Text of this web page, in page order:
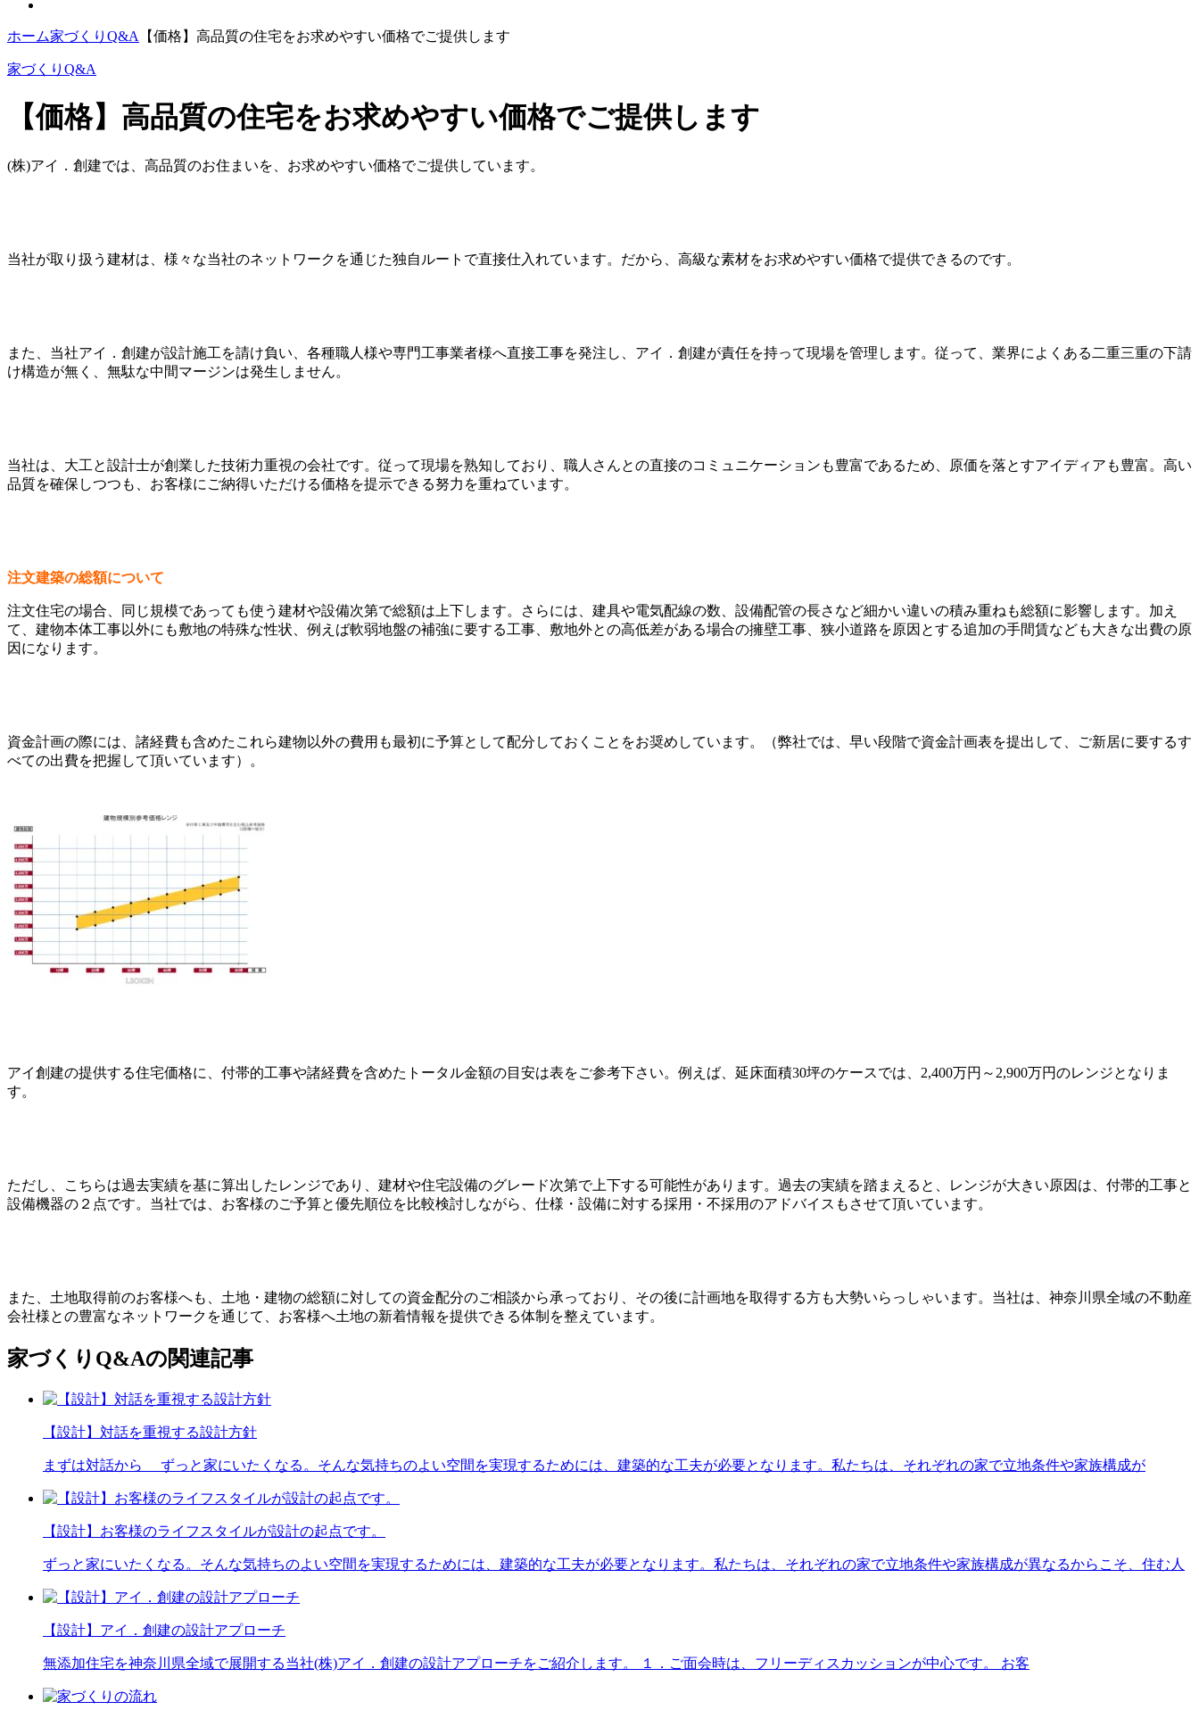
ホーム家づくりQ&A 【価格】高品質の住宅をお求めやすい価格でご提供します
家づくりQ&A
【価格】高品質の住宅をお求めやすい価格でご提供します
(株)アイ．創建では、高品質のお住まいを、お求めやすい価格でご提供しています。
当社が取り扱う建材は、様々な当社のネットワークを通じた独自ルートで直接仕入れています。だから、高級な素材をお求めやすい価格で提供できるのです。
また、当社アイ．創建が設計施工を請け負い、各種職人様や専門工事業者様へ直接工事を発注し、アイ．創建が責任を持って現場を管理します。従って、業界によくある二重三重の下請
け構造が無く、無駄な中間マージンは発生しません。
当社は、大工と設計士が創業した技術力重視の会社です。従って現場を熟知しており、職人さんとの直接のコミュニケーションも豊富であるため、原価を落とすアイディアも豊富。高い
品質を確保しつつも、お客様にご納得いただける価格を提示できる努力を重ねています。
注文建築の総額について
注文住宅の場合、同じ規模であっても使う建材や設備次第で総額は上下します。さらには、建具や電気配線の数、設備配管の長さなど細かい違いの積み重ねも総額に影響します。加え
て、建物本体工事以外にも敷地の特殊な性状、例えば軟弱地盤の補強に要する工事、敷地外との高低差がある場合の擁壁工事、狭小道路を原因とする追加の手間賃なども大きな出費の原
因になります。
資金計画の際には、諸経費も含めたこれら建物以外の費用も最初に予算として配分しておくことをお奨めしています。（弊社では、早い段階で資金計画表を提出して、ご新居に要するす
べての出費を把握して頂いています）。
アイ創建の提供する住宅価格に、付帯的工事や諸経費を含めたトータル金額の目安は表をご参考下さい。例えば、延床面積30坪のケースでは、2,400万円～2,900万円のレンジとなりま
す。
ただし、こちらは過去実績を基に算出したレンジであり、建材や住宅設備のグレード次第で上下する可能性があります。過去の実績を踏まえると、レンジが大きい原因は、付帯的工事と
設備機器の２点です。当社では、お客様のご予算と優先順位を比較検討しながら、仕様・設備に対する採用・不採用のアドバイスもさせて頂いています。
また、土地取得前のお客様へも、土地・建物の総額に対しての資金配分のご相談から承っており、その後に計画地を取得する方も大勢いらっしゃいます。当社は、神奈川県全域の不動産
会社様との豊富なネットワークを通じて、お客様へ土地の新着情報を提供できる体制を整えています。
家づくりQ&Aの関連記事
【設計】対話を重視する設計方針
まずは対話から ずっと家にいたくなる。そんな気持ちのよい空間を実現するためには、建築的な工夫が必要となります。私たちは、それぞれの家で立地条件や家族構成が
【設計】お客様のライフスタイルが設計の起点です。
ずっと家にいたくなる。そんな気持ちのよい空間を実現するためには、建築的な工夫が必要となります。私たちは、それぞれの家で立地条件や家族構成が異なるからこそ、住む人
【設計】アイ．創建の設計アプローチ
無添加住宅を神奈川県全域で展開する当社(株)アイ．創建の設計アプローチをご紹介します。 １．ご面会時は、フリーディスカッションが中心です。 お客